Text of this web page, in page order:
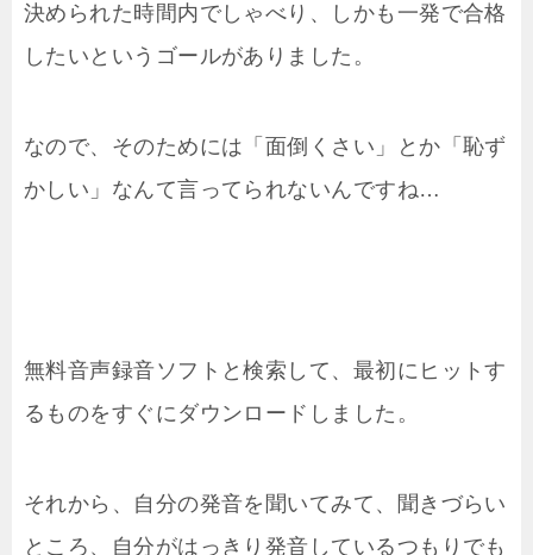
決められた時間内でしゃべり、しかも一発で合格
したいというゴールがありました。
なので、そのためには「面倒くさい」とか「恥ず
かしい」なんて言ってられないんですね…
無料音声録音ソフトと検索して、最初にヒットす
るものをすぐにダウンロードしました。
それから、自分の発音を聞いてみて、聞きづらい
ところ、自分がはっきり発音しているつもりでも